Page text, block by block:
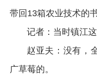
带回13箱农业技术的
记者：当时镇江
赵亚夫：没有，
广草莓的。